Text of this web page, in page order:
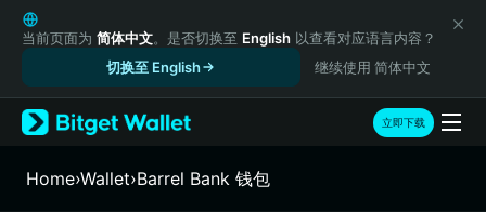
English
日本語
Русский
Español (Latinoamérica)
Türkçe
Italiano
当前页面为 简体中文。是否切换至 English 以查看对应语言内容？
切换至 English
继续使用 简体中文
立即下载
Home›Wallet›Barrel Bank 钱包